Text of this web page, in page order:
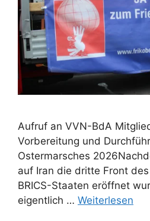
Aufruf an VVN-BdA
Vorbereitung und
Ostermarsches
auf Iran die dritte Front
BRICS-Staaten eröffnet
eigentlich … Weiterlesen